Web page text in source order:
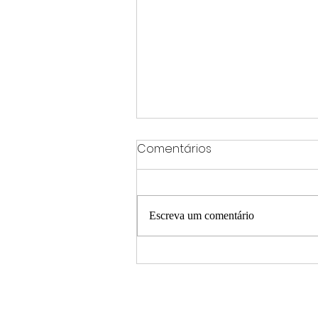
Frente fria e ciclone
Comentários
Escreva um comentário